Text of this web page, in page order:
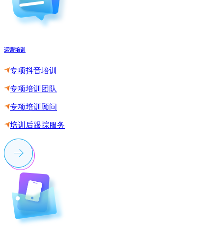
运营培训
专项抖音培训
专项培训团队
专项培训顾问
培训后跟踪服务